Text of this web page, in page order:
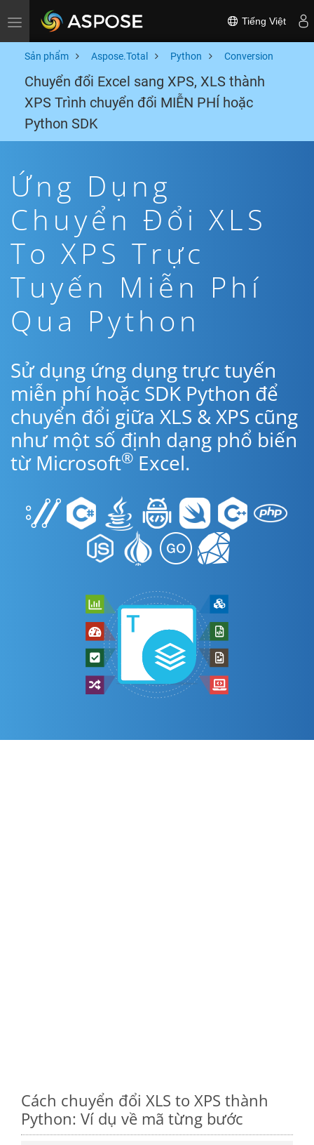
Toggle navigation Tiếng Việt
Sản phẩm Aspose.Total Python Conversion
Chuyển đổi Excel sang XPS, XLS thành
XPS Trình chuyển đổi MIỄN PHÍ hoặc
Python SDK
Ứng Dụng
Chuyển Đổi XLS
To XPS Trực
Tuyến Miễn Phí
Qua Python
Sử dụng ứng dụng trực tuyến
miễn phí hoặc SDK Python để
chuyển đổi giữa XLS & XPS cũng
như một số định dạng phổ biến
từ Microsoft® Excel.
Cách chuyển đổi XLS to XPS thành
Python: Ví dụ về mã từng bước